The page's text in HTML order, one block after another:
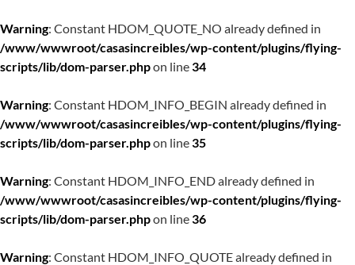
Warning: Constant HDOM_QUOTE_NO already defined in
/www/wwwroot/casasincreibles/wp-content/plugins/flying-
scripts/lib/dom-parser.phpon line34
Warning: Constant HDOM_INFO_BEGIN already defined in
/www/wwwroot/casasincreibles/wp-content/plugins/flying-
scripts/lib/dom-parser.phpon line35
Warning: Constant HDOM_INFO_END already defined in
/www/wwwroot/casasincreibles/wp-content/plugins/flying-
scripts/lib/dom-parser.phpon line36
Warning: Constant HDOM_INFO_QUOTE already defined in